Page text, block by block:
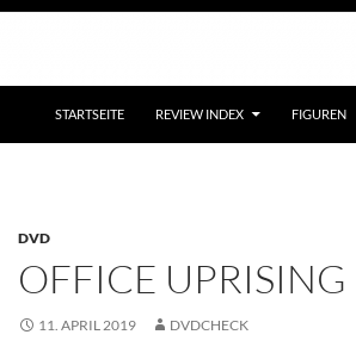
STARTSEITE REVIEW INDEX FIGUREN
DVD
OFFICE UPRISING
11. APRIL 2019 DVDCHECK